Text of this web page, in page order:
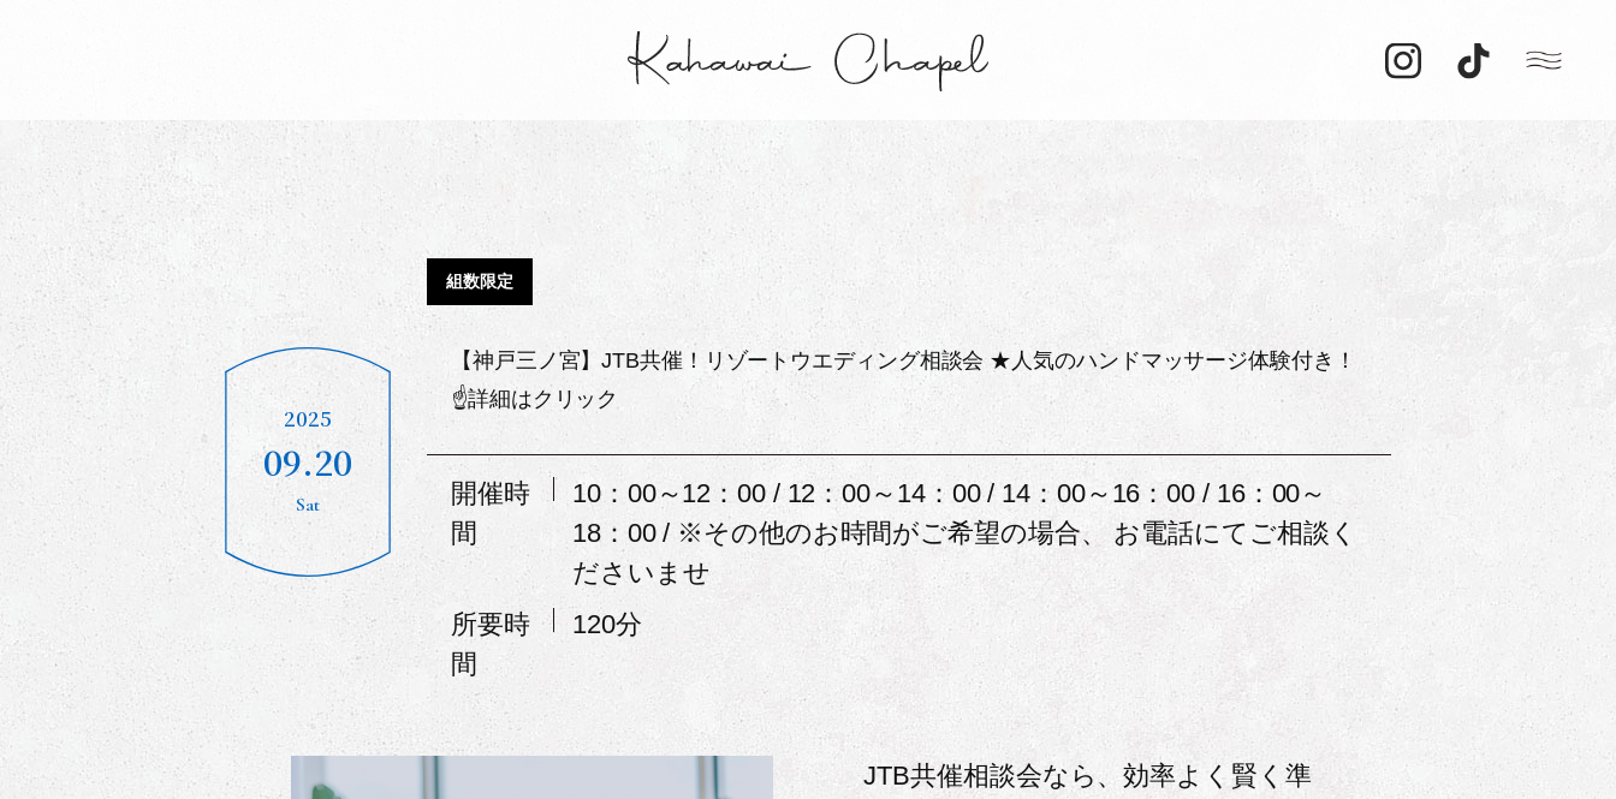
2025
09.20
Sat
組数限定
【神戸三ノ宮】JTB共催！リゾートウエディング相談会 ★人気のハンドマッサージ体験付き！
☝詳細はクリック
開催時
間
10：00～12：00 / 12：00～14：00 / 14：00～16：00 / 16：00～
18：00 / ※その他のお時間がご希望の場合、 お電話にてご相談く
ださいませ
所要時
間
120分
JTB共催相談会なら、効率よく賢く準